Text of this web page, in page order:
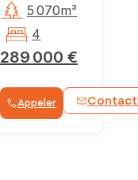
289 000 €
5 070m²
4
Appeler